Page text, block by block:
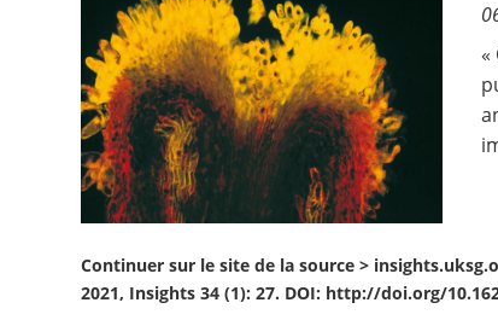
Qui sommes nous ?
Contact
Nous suivre
Continuer sur le site de la source >
2021, Insights 34 (1): 27. DOI: http://doi.org/